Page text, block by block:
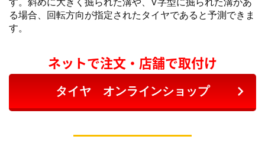
る場合、回転方向が指定されたタイヤであると予測できま
す。
ネットで注文・店舗で取付け
タイヤ オンラインショップ